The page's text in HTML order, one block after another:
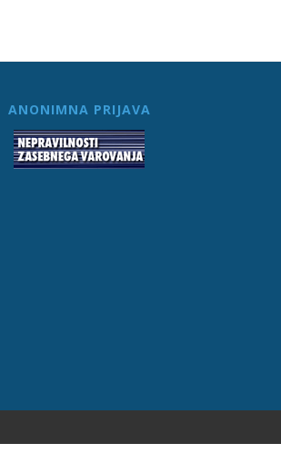
ANONIMNA PRIJAVA